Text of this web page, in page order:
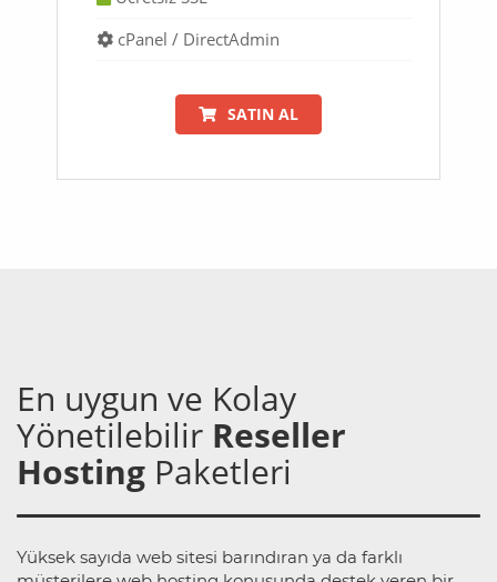
cPanel / DirectAdmin
SATIN AL
En uygun ve Kolay
Yönetilebilir Reseller
Hosting Paketleri
Yüksek sayıda web sitesi barındıran ya da farklı